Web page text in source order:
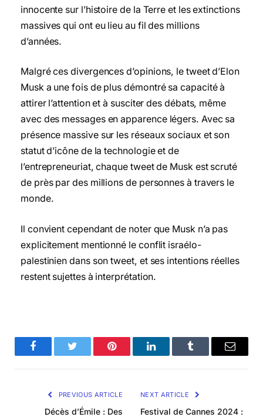
innocente sur l’histoire de la Terre et les extinctions
massives qui ont eu lieu au fil des millions
d’années.
Malgré ces divergences d’opinions, le tweet d’Elon
Musk a une fois de plus démontré sa capacité à
attirer l’attention et à susciter des débats, même
avec des messages en apparence légers. Avec sa
présence massive sur les réseaux sociaux et son
statut d’icône de la technologie et de
l’entrepreneuriat, chaque tweet de Musk est scruté
de près par des millions de personnes à travers le
monde.
Il convient cependant de noter que Musk n’a pas
explicitement mentionné le conflit israélo-
palestinien dans son tweet, et ses intentions réelles
restent sujettes à interprétation.
FacebookTwitter Pinterest LinkedInTumblr Email
PREVIOUS ARTICLE
Décès d’Émile : Des
NEXT ARTICLE
Festival de Cannes 2024 :